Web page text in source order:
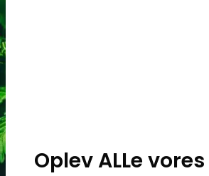
Oplev ALLe vores
flere
varianter.
Mulighederne
vælges
på
varesiden